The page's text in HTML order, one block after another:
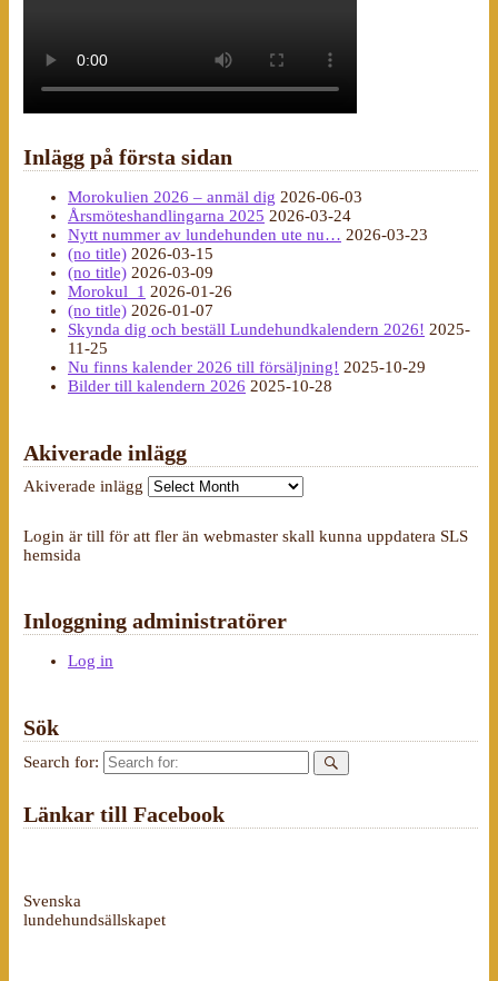
Inlägg på första sidan
Morokulien 2026 – anmäl dig 2026-06-03
Årsmöteshandlingarna 2025 2026-03-24
Nytt nummer av lundehunden ute nu… 2026-03-23
(no title) 2026-03-15
(no title) 2026-03-09
Morokul_1 2026-01-26
(no title) 2026-01-07
Skynda dig och beställ Lundehundkalendern 2026! 2025-
11-25
Nu finns kalender 2026 till försäljning! 2025-10-29
Bilder till kalendern 2026 2025-10-28
Akiverade inlägg
Akiverade inlägg
Login är till för att fler än webmaster skall kunna uppdatera SLS
hemsida
Inloggning administratörer
Log in
Sök
Search for:
Länkar till Facebook
Svenska
lundehundsällskapet